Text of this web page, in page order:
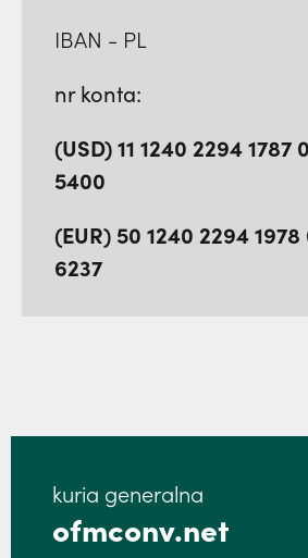
IBAN - PL
nr konta:
(USD) 11 1240 2294 1787
5400
(EUR) 50 1240 2294
6237
kuria generalna
ofmconv.net